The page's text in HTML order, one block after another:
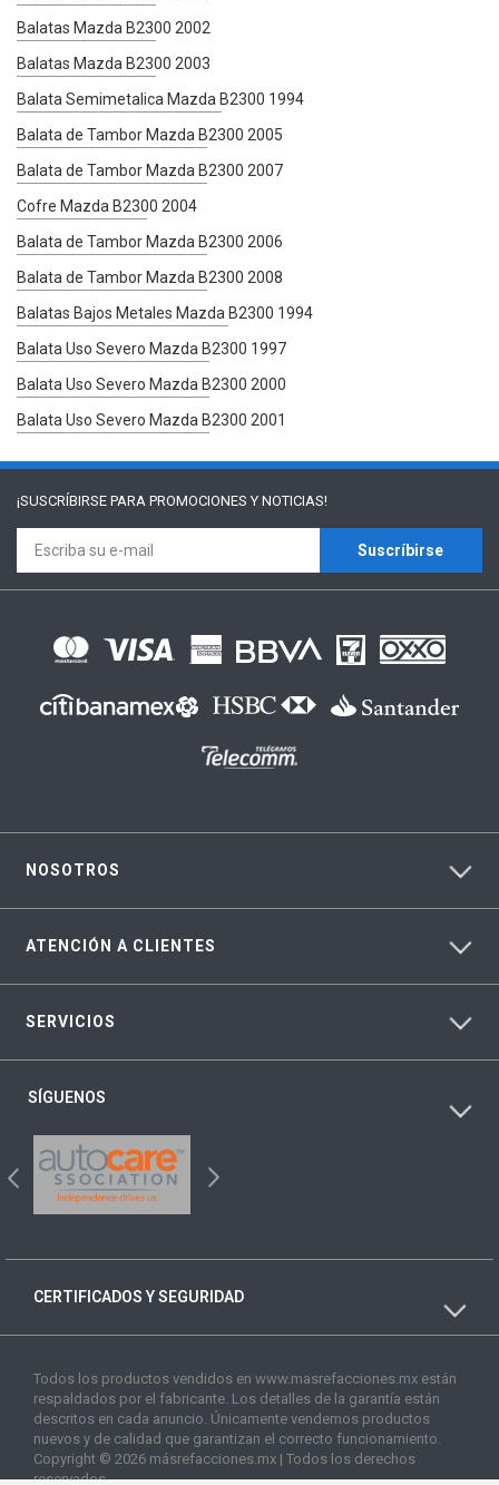
Balatas Mazda B2300 2002
Balatas Mazda B2300 2003
Balata Semimetalica Mazda B2300 1994
Balata de Tambor Mazda B2300 2005
Balata de Tambor Mazda B2300 2007
Cofre Mazda B2300 2004
Balata de Tambor Mazda B2300 2006
Balata de Tambor Mazda B2300 2008
Balatas Bajos Metales Mazda B2300 1994
Balata Uso Severo Mazda B2300 1997
Balata Uso Severo Mazda B2300 2000
Balata Uso Severo Mazda B2300 2001
¡SUSCRÍBIRSE PARA PROMOCIONES Y NOTICIAS!
Suscríbirse
NOSOTROS
ATENCIÓN A CLIENTES
SERVICIOS
SÍGUENOS
CERTIFICADOS Y SEGURIDAD
Todos los productos vendidos en www.masrefacciones.mx están
respaldados por el fabricante. Los detalles de la garantía están
descritos en cada anuncio. Únicamente vendemos productos
nuevos y de calidad que garantizan el correcto funcionamiento.
Copyright © 2026 másrefacciones.mx | Todos los derechos
reservados